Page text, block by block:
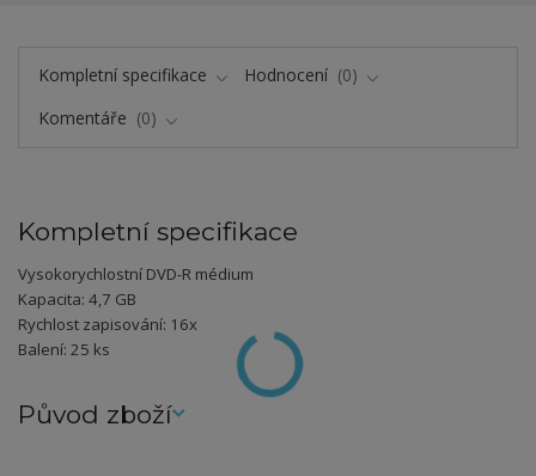
Kompletní specifikace Hodnocení
0
Komentáře
0
Kompletní specifikace
Vysokorychlostní DVD-R médium
Kapacita: 4,7 GB
Rychlost zapisování: 16x
Balení: 25 ks
Původ zboží